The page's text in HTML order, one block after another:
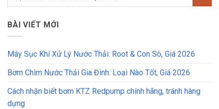
BÀI VIẾT MỚI
Máy Sục Khí Xử Lý Nước Thải: Root & Con Sò, Giá 2026
Bơm Chìm Nước Thải Gia Đình: Loại Nào Tốt, Giá 2026
Cách nhận biết bơm KTZ Redpump chính hãng, tránh hàng
dựng